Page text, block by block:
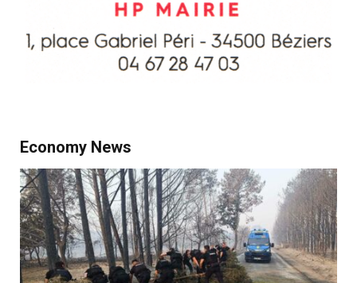
Economy News